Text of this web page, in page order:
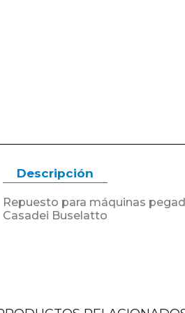
Descripción
Repuesto para máquinas
Casadei Buselatto